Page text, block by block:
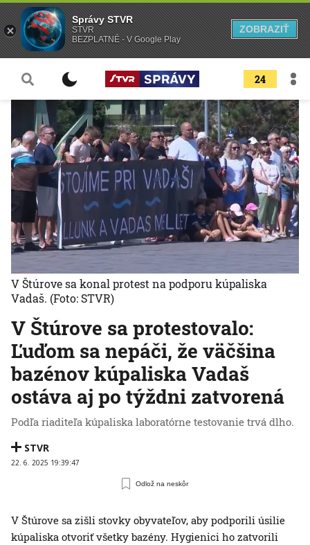
24
V Štúrove sa protestovalo:
Ľuďom sa nepáči, že väčšina
bazénov kúpaliska Vadaš
ostáva aj po týždni zatvorená
Podľa riaditeľa kúpaliska laboratórne testovanie trvá dlho.
STVR
22. 6. 2025 19:39:47
Odlož na neskôr
V Štúrove sa konal protest na podporu kúpaliska
Vadaš. (Foto: STVR)
V Štúrove sa zišli stovky obyvateľov, aby podporili úsilie
kúpaliska otvoriť všetky bazény. Hygienici ho zatvorili
Správy STVR
STVR
BEZPLATNÉ - V Google Play
ZOBRAZIŤ